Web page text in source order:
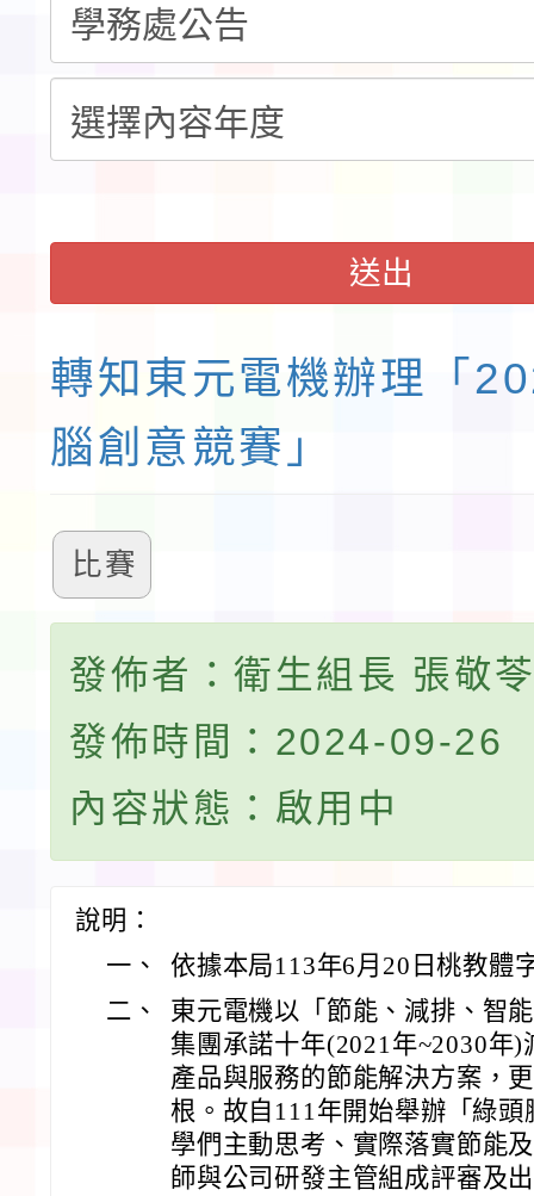
展演活動實施計畫」
請一案
送出
轉知東元電機辦理「
腦創意競賽」
比賽
發佈者：衛生組長 張敬
發佈時間：2024-09-26
內容狀態：啟用中
說明：
一、
依據本局113年6月20日桃教體
二、
東元電機以「節能、減排、智
集團承諾十年(2021年~2030年
產品與服務的節能解決方案，
根。故自111年開始舉辦「綠
學們主動思考、實際落實節能
師與公司研發主管組成評審及